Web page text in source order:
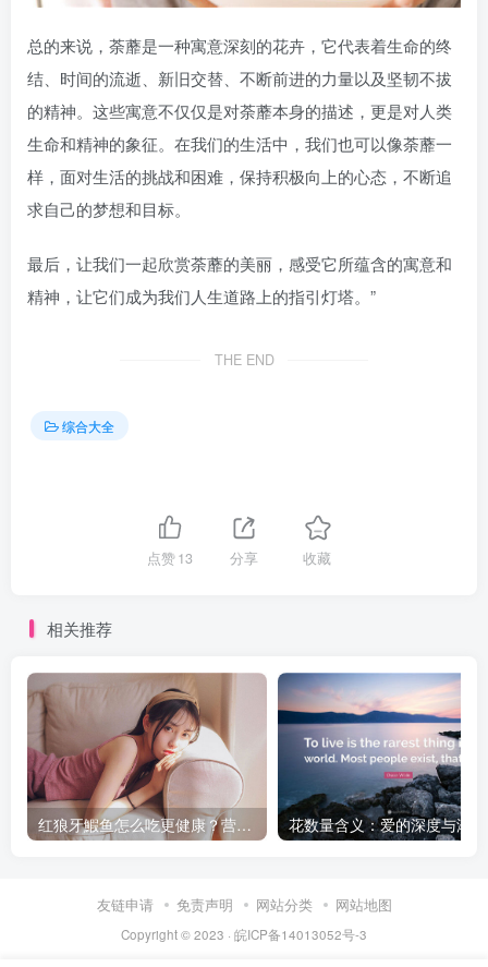
总的来说，荼蘼是一种寓意深刻的花卉，它代表着生命的终
结、时间的流逝、新旧交替、不断前进的力量以及坚韧不拔
的精神。这些寓意不仅仅是对荼蘼本身的描述，更是对人类
生命和精神的象征。在我们的生活中，我们也可以像荼蘼一
样，面对生活的挑战和困难，保持积极向上的心态，不断追
求自己的梦想和目标。
最后，让我们一起欣赏荼蘼的美丽，感受它所蕴含的寓意和
精神，让它们成为我们人生道路上的指引灯塔。”
THE END
综合大全
点赞13 分享 收藏
相关推荐
红狼牙鰕鱼怎么吃更健康？营养搭配技巧
友链申请 免责声明 网站分类 网站地图
Copyright © 2023 · 皖ICP备14013052号-3